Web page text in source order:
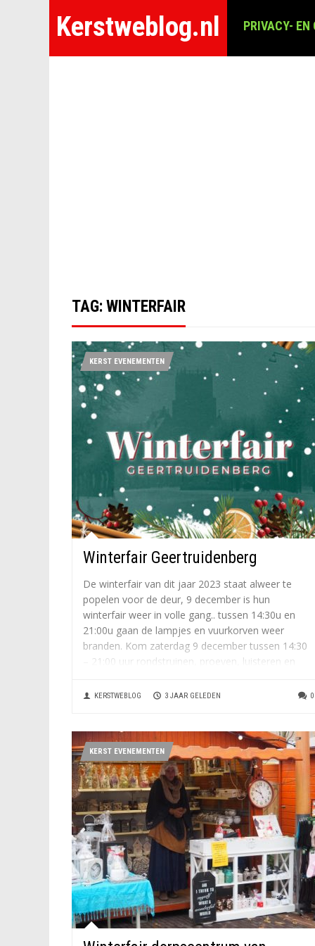
Kerstweblog.nl PRIVACY- EN
TAG: WINTERFAIR
KERST EVENEMENTEN
Winterfair Geertruidenberg
De winterfair van dit jaar 2023 staat alweer te
popelen voor de deur, 9 december is hun
winterfair weer in volle gang.. tussen 14:30u en
21:00u gaan de lampjes en vuurkorven weer
branden. Kom zaterdag 9 december tussen 14:30
– 21:00 uur rondstruinen, proeven, luisteren en
KERSTWEBLOG 3 JAAR GELEDEN 0
KERST EVENEMENTEN